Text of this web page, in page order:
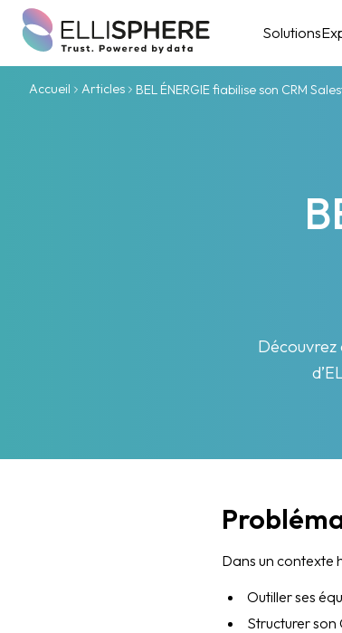
Solutions
Accueil Articles BEL ÉNERGIE fiabilise son CRM
Découvrez
Dans un contexte
Outiller ses
Structurer son